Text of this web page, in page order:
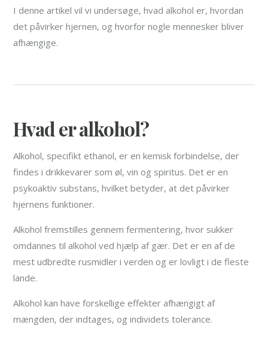
I denne artikel vil vi undersøge, hvad alkohol er, hvordan
det påvirker hjernen, og hvorfor nogle mennesker bliver
afhængige.
Hvad er alkohol?
Alkohol, specifikt ethanol, er en kemisk forbindelse, der
findes i drikkevarer som øl, vin og spiritus. Det er en
psykoaktiv substans, hvilket betyder, at det påvirker
hjernens funktioner.
Alkohol fremstilles gennem fermentering, hvor sukker
omdannes til alkohol ved hjælp af gær. Det er en af de
mest udbredte rusmidler i verden og er lovligt i de fleste
lande.
Alkohol kan have forskellige effekter afhængigt af
mængden, der indtages, og individets tolerance.